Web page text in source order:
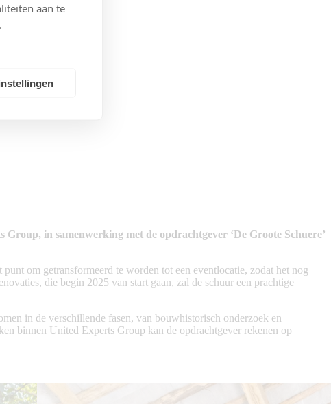
in samenwerking met de opdrachtgever ‘De Groote Schuere’
om getransformeerd te worden tot een eventlocatie, zodat het nog
die begin 2025 van start gaan, zal de schuur een prachtige
in de verschillende fasen, van bouwhistorisch onderzoek en
binnen United Experts Group kan de opdrachtgever rekenen op
aan te